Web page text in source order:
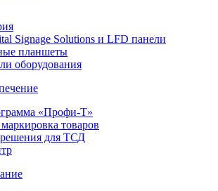
Signage Solutions и LFD панели
планшеты
оборудования
«Профи-Т»
товаров
для ТСД